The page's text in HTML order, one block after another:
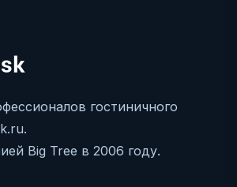
гостиничного
Big Tree в 2006 году.